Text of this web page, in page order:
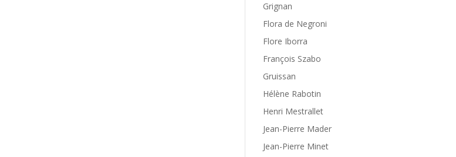
Grignan
Flora de Negroni
Flore Iborra
François Szabo
Gruissan
Hélène Rabotin
Henri Mestrallet
Jean-Pierre Mader
Jean-Pierre Minet